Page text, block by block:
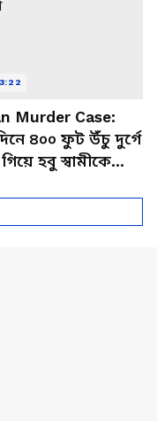
Murder Case:
৪০০ ফুট উঁচু দুর্গে
হবু স্বামীকে